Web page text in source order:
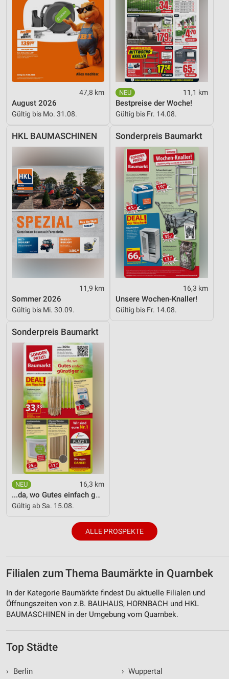
47,8 km
August 2026
Gültig bis Mo. 31.08.
11,1 km
Bestpreise der Woche!
Gültig bis Fr. 14.08.
HKL BAUMASCHINEN
11,9 km
Sommer 2026
Gültig bis Mi. 30.09.
Sonderpreis Baumarkt
16,3 km
Unsere Wochen-Knaller!
Gültig bis Fr. 14.08.
Sonderpreis Baumarkt
16,3 km
...da, wo Gutes einfach günstiger ist!
Gültig ab Sa. 15.08.
ALLE PROSPEKTE
Filialen zum Thema Baumärkte in Quarnbek
In der Kategorie Baumärkte findest Du aktuelle Filialen und
Öffnungszeiten von z.B. BAUHAUS, HORNBACH und HKL
BAUMASCHINEN in der Umgebung vom Quarnbek.
Top Städte
›
Berlin
› Wuppertal